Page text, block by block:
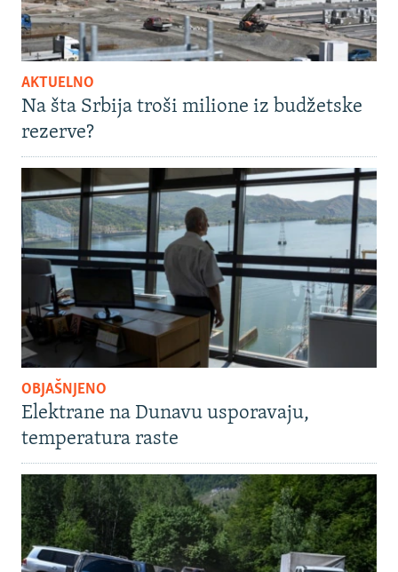
AKTUELNO
Na šta Srbija troši milione iz budžetske
rezerve?
OBJAŠNJENO
Elektrane na Dunavu usporavaju,
temperatura raste